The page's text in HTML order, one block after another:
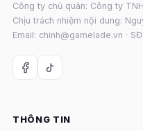
Công ty chủ quản: Công ty
Chịu trách nhiệm nội dung:
Email: chinh@gamelade.vn ·
THÔNG TIN